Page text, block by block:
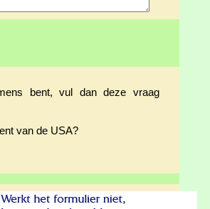
bent, vul dan deze vraag
van de USA?